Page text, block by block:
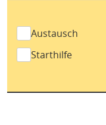
Austausch
Starthilfe